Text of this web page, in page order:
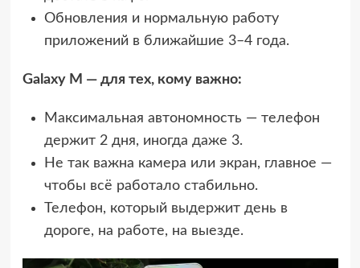
Обновления и нормальную работу
приложений в ближайшие 3–4 года.
Galaxy M — для тех, кому важно:
Максимальная автономность — телефон
держит 2 дня, иногда даже 3.
Не так важна камера или экран, главное —
чтобы всё работало стабильно.
Телефон, который выдержит день в
дороге, на работе, на выезде.